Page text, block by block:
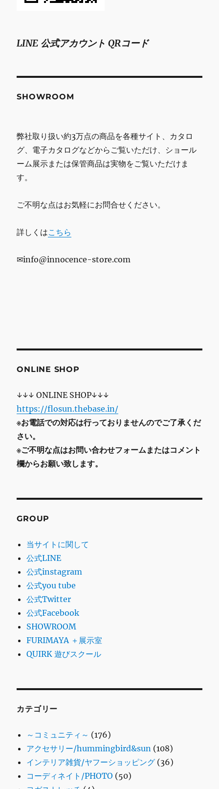
LINE 公式アカウント QRコード
SHOWROOM
弊社取り扱い約3万点の商品を各種サイト、カタロ
グ、電子カタログなどからご覧いただけ、ショール
ーム展示または保管商品は実物をご覧いただけま
す。
ご不明な点はお気軽にお問合せください。
詳しくはこちら
✉info@innocence-store.com
ONLINE SHOP
↓↓↓ ONLINE SHOP↓↓↓
https://flosun.thebase.in/
※お電話での対応は行っておりませんのでご了承くだ
さい。
※ご不明な点はお問い合わせフォームまたはコメント
欄からお願い致します。
GROUP
当サイトに関して
公式LINE
公式instagram
公式you tube
公式Twitter
公式Facebook
SHOWROOM
FURIMAYA ＋展示室
QUIRK 遊びスクール
カテゴリー
～コミュニティ～ (176)
アクセサリー/hummingbird&sun (108)
インテリア雑貨/ヤフーショッピング (36)
コーディネイト/PHOTO (50)